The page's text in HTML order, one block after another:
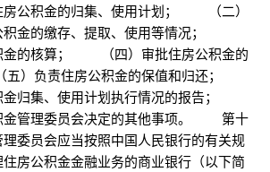
房公积金的归集、使用计划； （二）
积金的缴存、提取、使用等情况；
金的核算； （四）审批住房公积金的
）负责住房公积金的保值和归还；
金归集、使用计划执行情况的报告；
金管理委员会决定的其他事项。 第十
委员会应当按照中国人民银行的有关规
房公积金金融业务的商业银行（以下简